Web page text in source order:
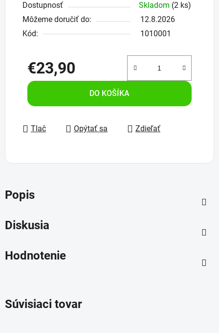
Dostupnosť Skladom (2 ks)
Môžeme doručiť do:
12.8.2026
Kód:
1010001
€23,90
Jednotková cena:
DO KOŠÍKA
Tlač Opýtať sa Zdieľať
Popis
Diskusia
Hodnotenie
Súvisiaci tovar